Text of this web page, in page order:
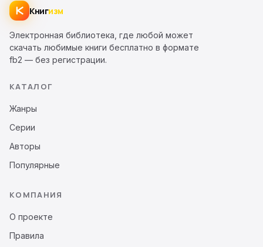
Книгизм
Электронная библиотека, где любой может
скачать любимые книги бесплатно в формате
fb2 — без регистрации.
КАТАЛОГ
Жанры
Серии
Авторы
Популярные
КОМПАНИЯ
О проекте
Правила